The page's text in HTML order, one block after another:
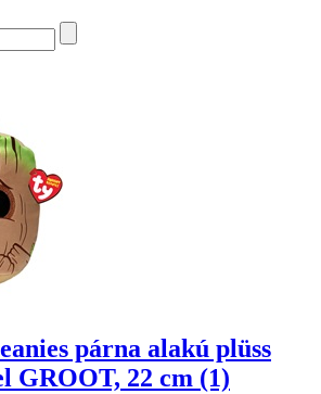
párna alakú plüss
GROOT, 22 cm (1)